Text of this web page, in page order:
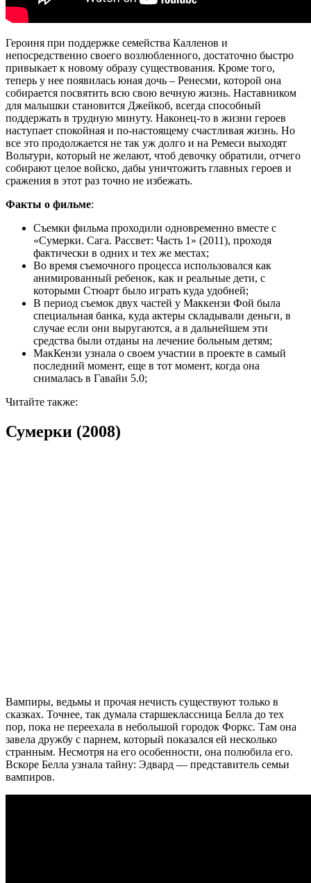
Героиня при поддержке семейства Калленов и
непосредственно своего возлюбленного, достаточно быстро
привыкает к новому образу существования. Кроме того,
теперь у нее появилась юная дочь – Ренесми, которой она
собирается посвятить всю свою вечную жизнь. Наставником
для малышки становится Джейкоб, всегда способный
поддержать в трудную минуту. Наконец-то в жизни героев
наступает спокойная и по-настоящему счастливая жизнь. Но
все это продолжается не так уж долго и на Ремеси выходят
Вольтури, который не желают, чтоб девочку обратили, отчего
собирают целое войско, дабы уничтожить главных героев и
сражения в этот раз точно не избежать.
Факты о фильме:
Съемки фильма проходили одновременно вместе с
«Сумерки. Сага. Рассвет: Часть 1» (2011), проходя
фактически в одних и тех же местах;
Во время съемочного процесса использовался как
анимированный ребенок, как и реальные дети, с
которыми Стюарт было играть куда удобней;
В период съемок двух частей у Маккензи Фой была
специальная банка, куда актеры складывали деньги, в
случае если они выругаются, а в дальнейшем эти
средства были отданы на лечение больным детям;
МакКензи узнала о своем участии в проекте в самый
последний момент, еще в тот момент, когда она
снималась в Гавайи 5.0;
Читайте также:
Сумерки (2008)
Вампиры, ведьмы и прочая нечисть существуют только в
сказках. Точнее, так думала старшеклассница Белла до тех
пор, пока не переехала в небольшой городок Форкс. Там она
завела дружбу с парнем, который показался ей несколько
странным. Несмотря на его особенности, она полюбила его.
Вскоре Белла узнала тайну: Эдвард — представитель семьи
вампиров.